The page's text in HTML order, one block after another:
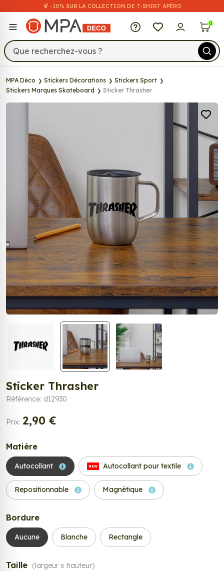
🍹 -10% SUR LA COLLECTION DE T-SHIRT APÉRO
MPA Déco 0
MPA Déco Stickers Décorations
Stickers Sport
Stickers Marques Skateboard
Sticker Thrasher
Sticker Thrasher
Référence: d12930
Prix: 2,90 €
Matière
Autocollant NEW Autocollant pour textile
Repositionnable Magnétique
Bordure
Aucune Blanche Rectangle
Taille (largeur x hauteur)